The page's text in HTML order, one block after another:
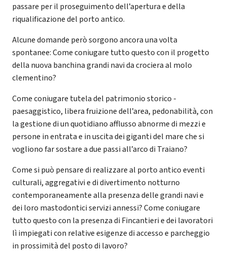
passare per il proseguimento dell’apertura e della
riqualificazione del porto antico.
Alcune domande però sorgono ancora una volta
spontanee: Come coniugare tutto questo con il progetto
della nuova banchina grandi navi da crociera al molo
clementino?
Come coniugare tutela del patrimonio storico -
paesaggistico, libera fruizione dell’area, pedonabilità, con
la gestione di un quotidiano afflusso abnorme di mezzi e
persone in entrata e in uscita dei giganti del mare che si
vogliono far sostare a due passi all’arco di Traiano?
Come si può pensare di realizzare al porto antico eventi
culturali, aggregativi e di divertimento notturno
contemporaneamente alla presenza delle grandi navi e
dei loro mastodontici servizi annessi? Come coniugare
tutto questo con la presenza di Fincantieri e dei lavoratori
lì impiegati con relative esigenze di accesso e parcheggio
in prossimità del posto di lavoro?